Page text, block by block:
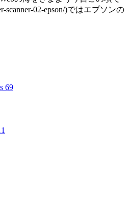
scanner-02-epson/)ではエプソンの
69